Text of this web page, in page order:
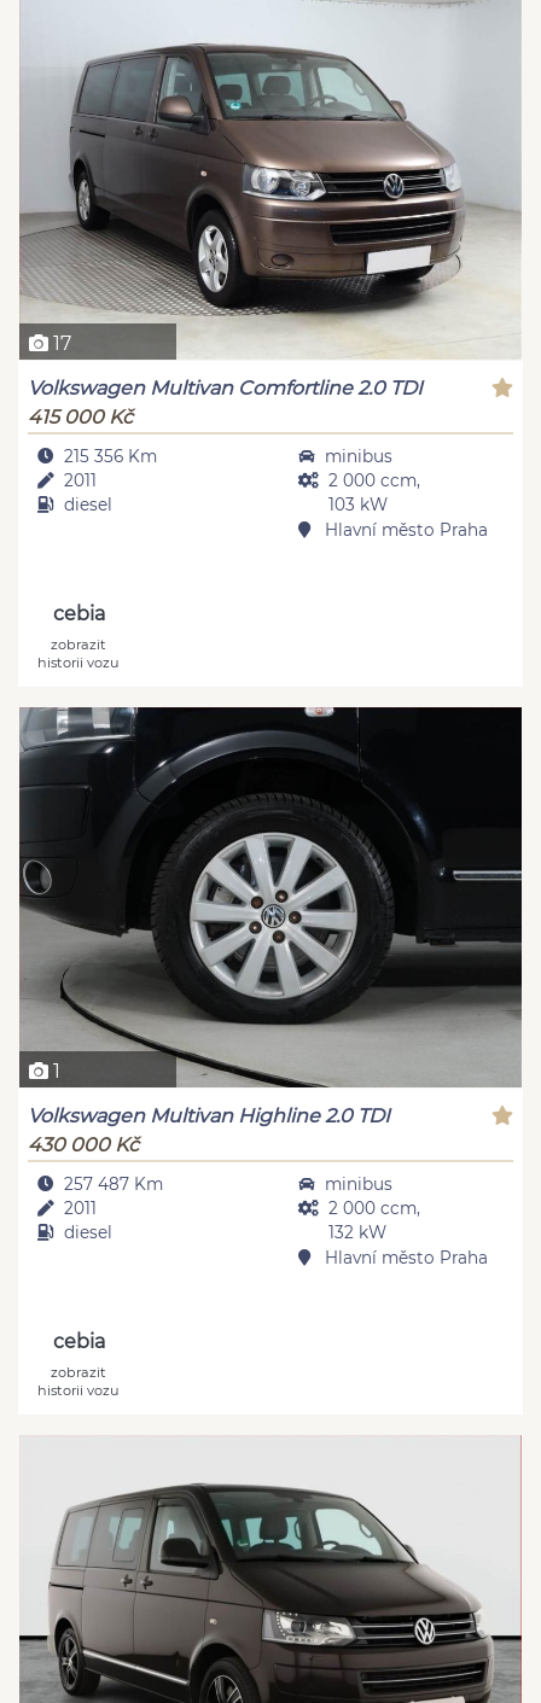
17
Volkswagen Multivan Comfortline 2.0 TDI
415 000 Kč
215 356 Km
2011
diesel
minibus
2 000 ccm,
103 kW
Hlavní město Praha
cebia
zobrazit
historii vozu
1
Volkswagen Multivan Highline 2.0 TDI
430 000 Kč
257 487 Km
2011
diesel
minibus
2 000 ccm,
132 kW
Hlavní město Praha
cebia
zobrazit
historii vozu